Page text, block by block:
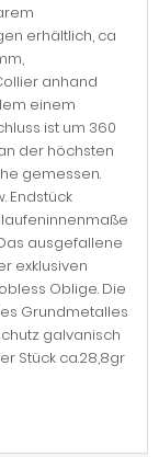
erhältlich, ca
anhand
einem
ist um 360
der höchsten
gemessen.
Endstück
ausgefallene
exklusiven
Oblige. Die
Grundmetalles
galvanisch
Stück ca.28,8gr